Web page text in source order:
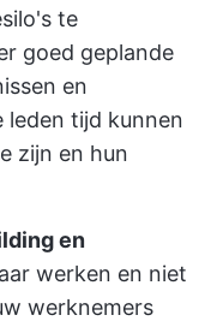
te
goed geplande
en
leden tijd kunnen
zijn en hun
en
werken en niet
werknemers